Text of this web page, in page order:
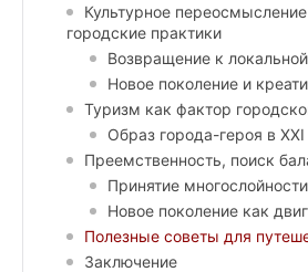
Культурное
городские практики
Возвращение к
Новое поколение и
Туризм как фактор
Образ города-героя в
Преемственность, поиск
Принятие многослойности
Новое поколение как
Полезные советы для
Заключение